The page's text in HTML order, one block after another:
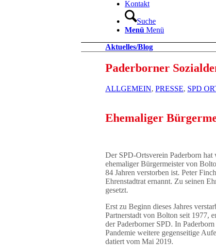
Kontakt
Suche
Menü Menü
Aktuelles/Blog
Paderborner
ALLGEMEIN, PRESSE, SPD
Ehemaliger
Der SPD-Ortsverein Paderborn hat
ehemaliger Bürgermeister von
84 Jahren verstorben ist. Peter
Ehrenstadtrat ernannt. Zu seinen
gesetzt.
Erst zu Beginn dieses Jahres
Partnerstadt von Bolton seit 1977,
der Paderborner SPD. In
Pandemie weitere gegenseitige
datiert vom Mai 2019.